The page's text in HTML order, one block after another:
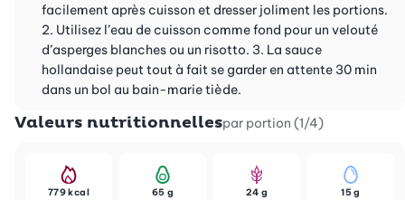
facilement après cuisson et dresser joliment les portions.
2. Utilisez l’eau de cuisson comme fond pour un velouté
d’asperges blanches ou un risotto. 3. La sauce
hollandaise peut tout à fait se garder en attente 30 min
dans un bol au bain-marie tiède.
Valeurs nutritionnellespar portion (1/4)
779 kcal 65 g 24 g 15 g